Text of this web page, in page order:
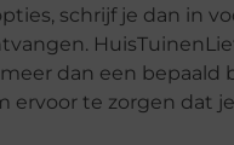
schrijf je dan in
dan een
ervoor te zorgen dat